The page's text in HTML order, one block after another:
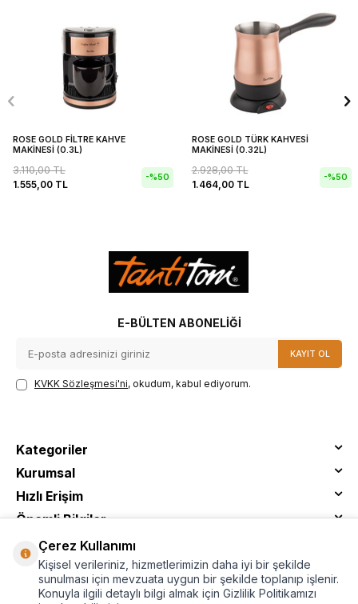
ROSE GOLD FİLTRE KAHVE
MAKİNESİ (0.3L)
3.110,00TL
1.555,00 TL
-%50
ROSE GOLD TÜRK KAHVESİ
MAKİNESİ (0.32L)
2.928,00TL
1.464,00TL
-%50
E-BÜLTEN ABONELIĞI
KAYIT OL
KVKK Sözleşmesi'ni, okudum, kabul ediyorum.
Kategoriler
Kurumsal
Hızlı Erişim
Önemli Bilgiler
Çerez Kullanımı
Kişisel verileriniz, hizmetlerimizin daha iyi bir şekilde
sunulması için mevzuata uygun bir şekilde toplanıp işlenir.
Konuyla ilgili detaylı bilgi almak için Gizlilik Politikamızı